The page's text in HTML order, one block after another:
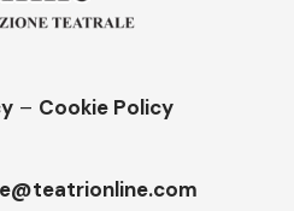
– Cookie Policy